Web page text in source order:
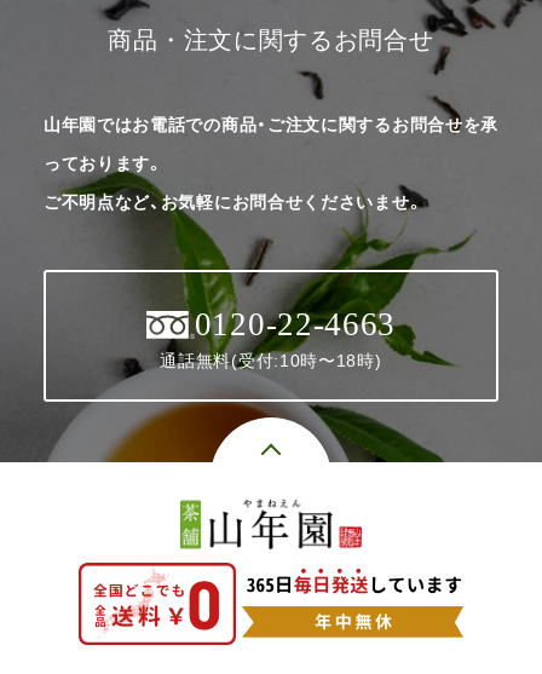
商品・注文に関するお問合せ
山年園ではお電話での商品・ご注文に関するお問合せを承
っております。
ご不明点など、お気軽にお問合せくださいませ。
0120-22-4663
通話無料(受付:10時〜18時)